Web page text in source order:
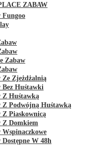
ZABAW
Fungoo
Zabaw
Ze Zjeżdżalnią
Bez Huśtawki
Z Huśtawką
Z Podwójną Huśtawką
Z Piaskownicą
Z Domkiem
Wspinaczkowe
Dostępne W 48h